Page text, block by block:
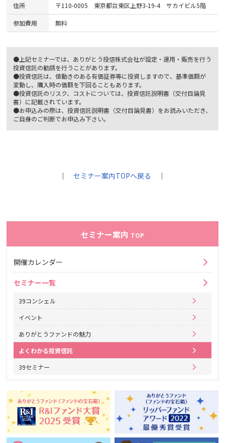
住所 〒110-0005 東京都台東区上野3-19-4 サカイビル5階
参加費用 無料
●上記セミナーでは、ありがとう投信株式会社が設定・運用・販売を行う
投資信託の勧誘を行うことがあります。
●投資信託は、値動きのある有価証券等に投資しますので、基準価額が
変動し、購入時の価額を下回ることもあります。
●投資信託のリスク、コストについては、投資信託説明書（交付目論見
書）に記載されています。
●お申込みの際は、投資信託説明書（交付目論見書）をお読みいただき、
ご自身のご判断でお申込み下さい。
｜セミナー案内TOPへ戻る ｜
セミナー案内 TOP
開催カレンダー
セミナー一覧
39コンシェル
イベント
ありがとうファンドの魅力
よくわかる投資信託
39セミナー